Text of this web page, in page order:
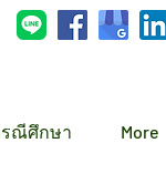
ณีศึกษา More